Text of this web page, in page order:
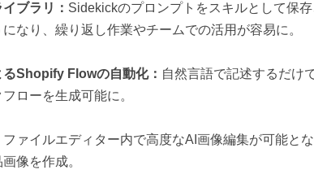
ブラリ： Sidekickのプロンプトをスキルとして保
なり、繰り返し作業やチームでの活用が容易に。
Shopify Flowの自動化： 自然言語で記述するだけ
ローを生成可能に。
ファイルエディター内で高度なAI画像編集が可能と
像を作成。